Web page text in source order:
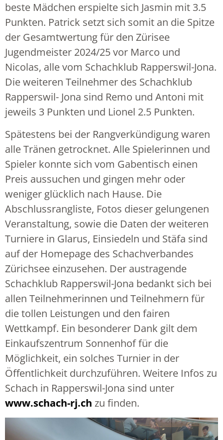
beste Mädchen erspielte sich Jasmin mit 3.5
Punkten. Patrick setzt sich somit an die Spitze
der Gesamtwertung für den Zürisee
Jugendmeister 2024/25 vor Marco und
Nicolas, alle vom Schachklub Rapperswil-Jona.
Die weiteren Teilnehmer des Schachklub
Rapperswil- Jona sind Remo und Antoni mit
jeweils 3 Punkten und Lionel 2.5 Punkten.
Spätestens bei der Rangverkündigung waren
alle Tränen getrocknet. Alle Spielerinnen und
Spieler konnte sich vom Gabentisch einen
Preis aussuchen und gingen mehr oder
weniger glücklich nach Hause. Die
Abschlussrangliste, Fotos dieser gelungenen
Veranstaltung, sowie die Daten der weiteren
Turniere in Glarus, Einsiedeln und Stäfa sind
auf der Homepage des Schachverbandes
Zürichsee einzusehen. Der austragende
Schachklub Rapperswil-Jona bedankt sich bei
allen Teilnehmerinnen und Teilnehmern für
die tollen Leistungen und den fairen
Wettkampf. Ein besonderer Dank gilt dem
Einkaufszentrum Sonnenhof für die
Möglichkeit, ein solches Turnier in der
Öffentlichkeit durchzuführen. Weitere Infos zu
Schach in Rapperswil-Jona sind unter
www.schach-rj.ch zu finden.